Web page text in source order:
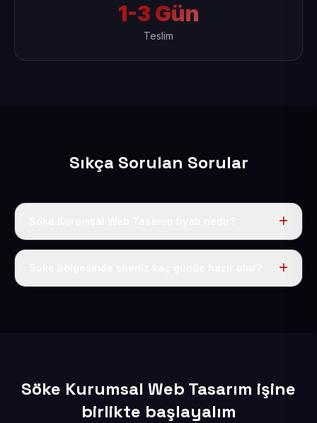
1-3 Gün
Teslim
Sıkça Sorulan Sorular
Tek fiyat uygulanır: yıllık 50 USD + KDV. Bu bedele alan
Söke Kurumsal Web Tasarım işine
birlikte başlayalım